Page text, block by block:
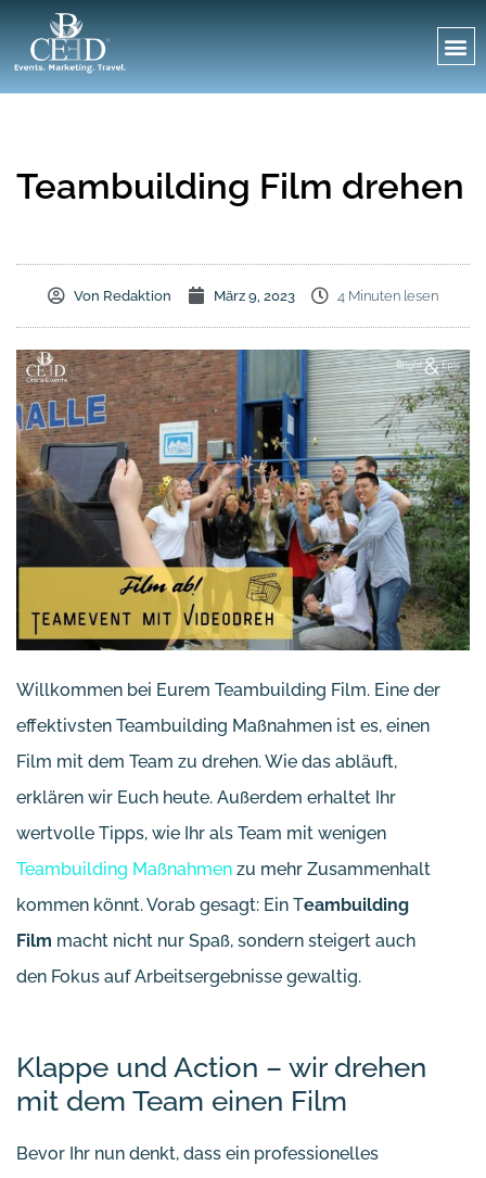
Teambuilding Film drehen
Von Redaktion März 9, 2023 4 Minuten lesen
Willkommen bei Eurem Teambuilding Film. Eine der
effektivsten Teambuilding Maßnahmen ist es, einen
Film mit dem Team zu drehen. Wie das abläuft,
erklären wir Euch heute. Außerdem erhaltet Ihr
wertvolle Tipps, wie Ihr als Team mit wenigen
Teambuilding Maßnahmen zu mehr Zusammenhalt
kommen könnt. Vorab gesagt: Ein Teambuilding
Film macht nicht nur Spaß, sondern steigert auch
den Fokus auf Arbeitsergebnisse gewaltig.
Klappe und Action – wir drehen
mit dem Team einen Film
Bevor Ihr nun denkt, dass ein professionelles